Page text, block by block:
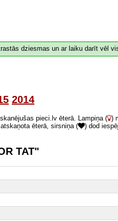
dziesmas un ar laiku darīt vēl
2014
pieci.lv ēterā. Lampiņa ( )
ēterā, sirsniņa (
) dod
TAT"